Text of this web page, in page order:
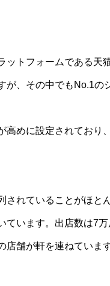
ットフォームである
、その中でもNo.1の
高めに設定されており
されていることがほと
ています。出店数は7
舗が軒を連ねています